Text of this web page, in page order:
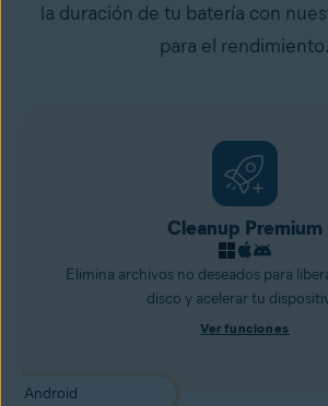
la duración de tu batería con
para el rendimiento.
Cleanup Premium
Elimina archivos no deseados para
disco y acelerar tu
Ver funciones